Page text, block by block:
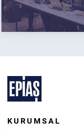
KURUMSAL